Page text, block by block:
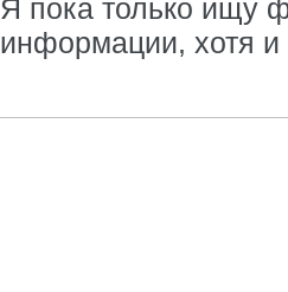
Я пока только ищу
информации, хотя